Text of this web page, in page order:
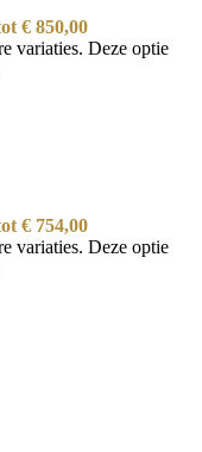
€ 850,00
variaties. Deze optie
€ 754,00
variaties. Deze optie